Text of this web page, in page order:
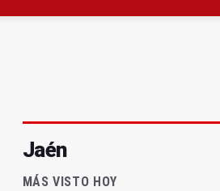
Jaén
MÁS VISTO HOY